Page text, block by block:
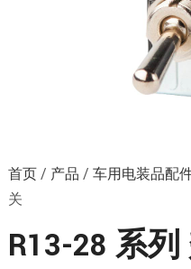
首页/ 产品 / 车用电装品配
关
R13-28 系